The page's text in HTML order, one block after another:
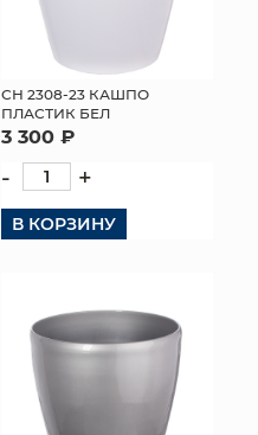
СН 2308-23 КАШПО
ПЛАСТИК БЕЛ
3 300 ₽
- +
В КОРЗИНУ